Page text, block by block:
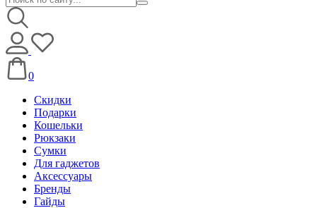
0
Скидки
Подарки
Кошельки
Рюкзаки
Сумки
Для гаджетов
Аксессуары
Бренды
Гайды